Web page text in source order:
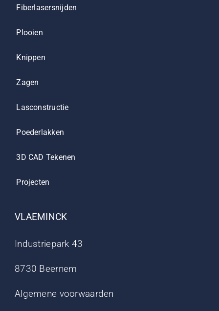
Fiberlasersnijden
Plooien
Knippen
Zagen
Lasconstructie
Poederlakken
3D CAD Tekenen
Projecten
VLAEMINCK
Industriepark 43
8730 Beernem
Algemene voorwaarden